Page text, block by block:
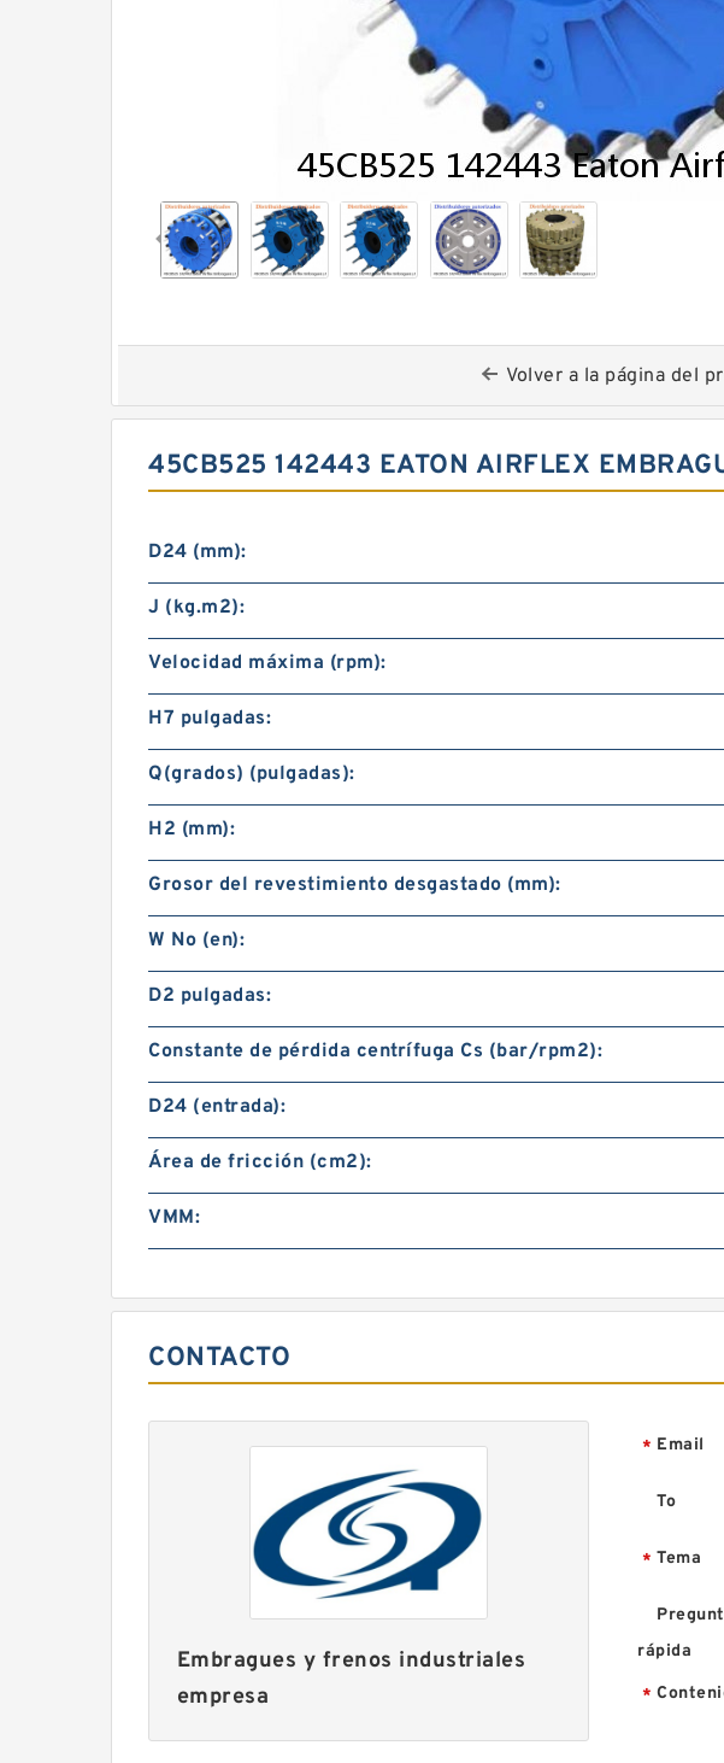
Volver a la página del
45CB525 142443 EATON AIRFLEX
D24 (mm):
J (kg.m2):
Velocidad máxima (rpm):
H7 pulgadas:
Q(grados) (pulgadas):
H2 (mm):
Grosor del revestimiento desgastado (mm):
W No (en):
D2 pulgadas:
Constante de pérdida centrífuga Cs (bar/rpm2):
D24 (entrada):
Área de fricción (cm2):
VMM:
CONTACTO
Embragues y frenos industriales
empresa
* Email
To
* Tema
rápida
*